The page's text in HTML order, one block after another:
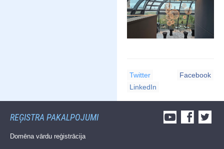
Twitter
Facebook
LinkedIn
REĢISTRA PAKALPOJUMI
Domēna vārdu reģistrācija